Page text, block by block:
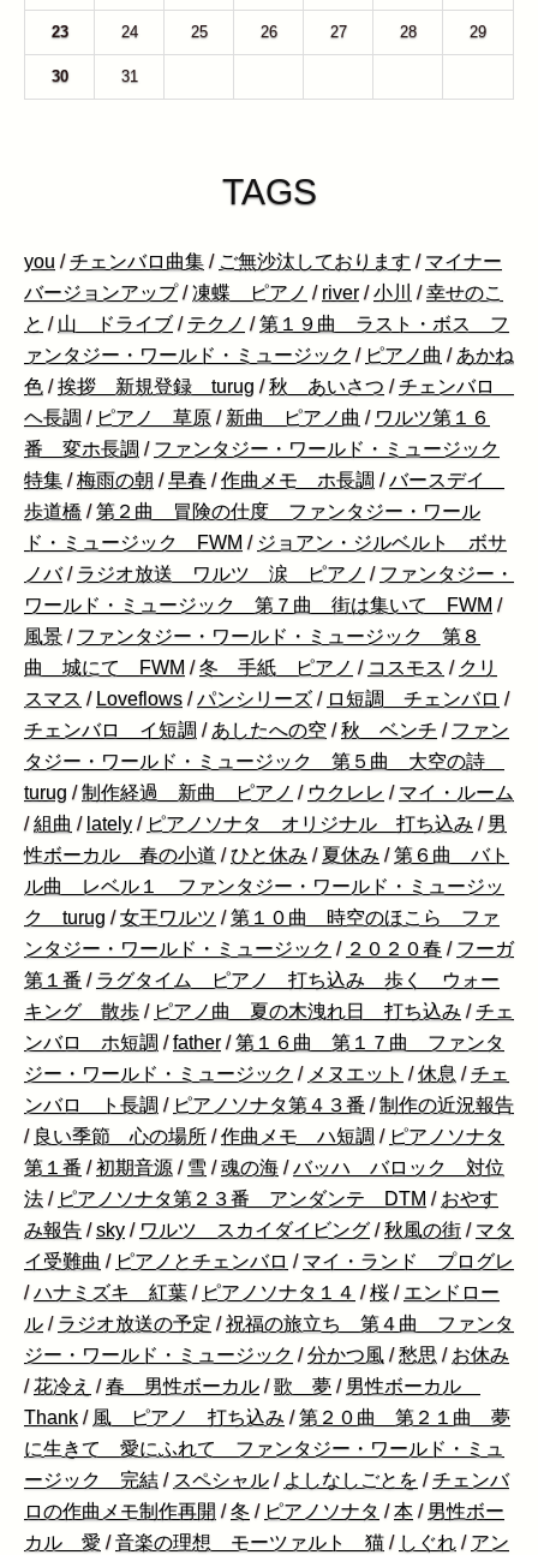
23 24 25 26 27 28 29
30 31
TAGS
you /チェンバロ曲集 / ご無沙汰しております / マイナー
バージョンアップ /凍蝶 ピアノ / river /小川 /幸せのこ
と / 山 ドライブ / テクノ /第１９曲 ラスト・ボス フ
ァンタジー・ワールド・ミュージック / ピアノ曲 / あかね
色 /挨拶 新規登録 turug /秋 あいさつ /チェンバロ
ヘ長調 / ピアノ 草原 / 新曲 ピアノ曲 / ワルツ第１６
番 変ホ長調 / ファンタジー・ワールド・ミュージック
特集 /梅雨の朝 /早春 /作曲メモ ホ長調 /バースデイ
歩道橋 /第２曲 冒険の仕度 ファンタジー・ワール
ド・ミュージック FWM / ジョアン・ジルベルト ボサ
ノバ / ラジオ放送 ワルツ 涙 ピアノ / ファンタジー・
ワールド・ミュージック 第７曲 街は集いて FWM /
風景 / ファンタジー・ワールド・ミュージック 第８
曲 城にて FWM /冬 手紙 ピアノ / コスモス / クリ
スマス / Loveflows /パンシリーズ / ロ短調 チェンバロ /
チェンバロ イ短調 / あしたへの空 /秋 ベンチ / ファン
タジー・ワールド・ミュージック 第５曲 大空の詩
turug /制作経過 新曲 ピアノ / ウクレレ / マイ・ルーム
/組曲 / lately / ピアノソナタ オリジナル 打ち込み / 男
性ボーカル 春の小道 /ひと休み / 夏休み /第６曲 バト
ル曲 レベル１ ファンタジー・ワールド・ミュージッ
ク turug /女王ワルツ /第１０曲 時空のほこら ファ
ンタジー・ワールド・ミュージック / ２０２０春 / フーガ
第１番 / ラグタイム ピアノ 打ち込み 歩く ウォー
キング 散歩 / ピアノ曲 夏の木洩れ日 打ち込み /チェ
ンバロ ホ短調 /father /第１６曲 第１７曲 ファンタ
ジー・ワールド・ミュージック / メヌエット /休息 /チェ
ンバロ ト長調 / ピアノソナタ第４３番 /制作の近況報告
/ 良い季節 心の場所 /作曲メモ ハ短調 / ピアノソナタ
第１番 /初期音源 / 雪 /魂の海 /バッハ バロック 対位
法 / ピアノソナタ第２３番 アンダンテ DTM / おやす
み報告 /sky / ワルツ スカイダイビング /秋風の街 / マタ
イ受難曲 / ピアノとチェンバロ / マイ・ランド プログレ
/ハナミズキ 紅葉 / ピアノソナタ１４ /桜 / エンドロー
ル / ラジオ放送の予定 /祝福の旅立ち 第４曲 ファンタ
ジー・ワールド・ミュージック /分かつ風 /愁思 / お休み
/花冷え /春 男性ボーカル /歌 夢 / 男性ボーカル
Thank / 風 ピアノ 打ち込み /第２０曲 第２１曲 夢
に生きて 愛にふれて ファンタジー・ワールド・ミュ
ージック 完結 / スペシャル / よしなしごとを /チェンバ
ロの作曲メモ制作再開 /冬 / ピアノソナタ /本 / 男性ボー
カル 愛 /音楽の理想 モーツァルト 猫 / しぐれ / アン